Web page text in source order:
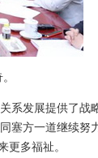
系发展提供了战
塞方一道继续努
更多福祉。